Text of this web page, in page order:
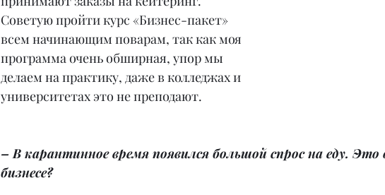
Советую пройти курс «Бизнес-пакет»
всем начинающим поварам, так как моя
программа очень обширная, упор мы
делаем на практику, даже в колледжах и
университетах это не преподают.
– В карантинное время появился большой спрос на еду.
бизнесе?